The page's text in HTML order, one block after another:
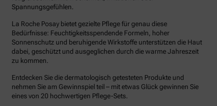
Spannungsgefühlen.
La Roche Posay bietet gezielte Pflege für genau diese
Bedürfnisse: Feuchtigkeitsspendende Formeln, hoher
Sonnenschutz und beruhigende Wirkstoffe unterstützen die Haut
dabei, geschützt und ausgeglichen durch die warme Jahreszeit
zu kommen.
Entdecken Sie die dermatologisch getesteten Produkte und
nehmen Sie am Gewinnspiel teil – mit etwas Glück gewinnen Sie
eines von 20 hochwertigen Pflege-Sets.